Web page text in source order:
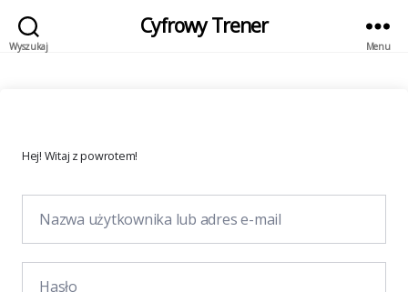
Wyszukaj
Cyfrowy Trener
Menu
Hej! Witaj z powrotem!